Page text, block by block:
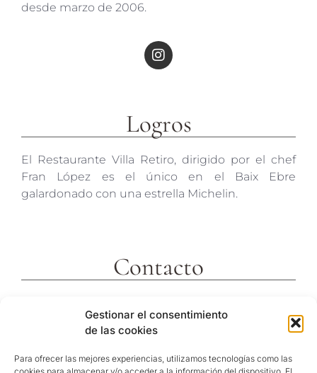
Gestionar el consentimiento
de las cookies
Para ofrecer las mejores experiencias, utilizamos tecnologías como las
desde marzo de 2006.
Logros
El Restaurante Villa Retiro, dirigido por el chef
Fran López es el único en el Baix Ebre
galardonado con una estrella Michelin.
Contacto
43592 Xerta
Tarragona (España)
Telf. +34 977473810